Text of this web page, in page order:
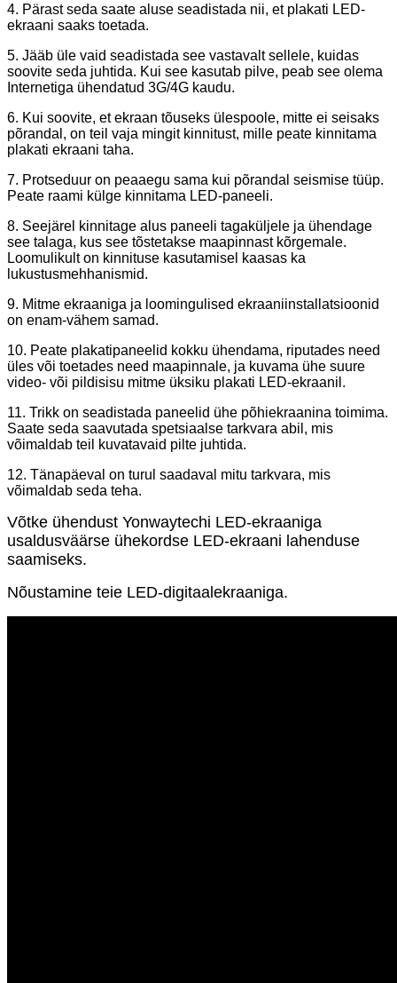
4. Pärast seda saate aluse seadistada nii, et plakati LED-
ekraani saaks toetada.
5. Jääb üle vaid seadistada see vastavalt sellele, kuidas
soovite seda juhtida. Kui see kasutab pilve, peab see olema
Internetiga ühendatud 3G/4G kaudu.
6. Kui soovite, et ekraan tõuseks ülespoole, mitte ei seisaks
põrandal, on teil vaja mingit kinnitust, mille peate kinnitama
plakati ekraani taha.
7. Protseduur on peaaegu sama kui põrandal seismise tüüp.
Peate raami külge kinnitama LED-paneeli.
8. Seejärel kinnitage alus paneeli tagaküljele ja ühendage
see talaga, kus see tõstetakse maapinnast kõrgemale.
Loomulikult on kinnituse kasutamisel kaasas ka
lukustusmehhanismid.
9. Mitme ekraaniga ja loomingulised ekraaniinstallatsioonid
on enam-vähem samad.
10. Peate plakatipaneelid kokku ühendama, riputades need
üles või toetades need maapinnale, ja kuvama ühe suure
video- või pildisisu mitme üksiku plakati LED-ekraanil.
11. Trikk on seadistada paneelid ühe põhiekraanina toimima.
Saate seda saavutada spetsiaalse tarkvara abil, mis
võimaldab teil kuvatavaid pilte juhtida.
12. Tänapäeval on turul saadaval mitu tarkvara, mis
võimaldab seda teha.
Võtke ühendust Yonwaytechi LED-ekraaniga
usaldusväärse ühekordse LED-ekraani lahenduse
saamiseks.
Nõustamine teie LED-digitaalekraaniga.